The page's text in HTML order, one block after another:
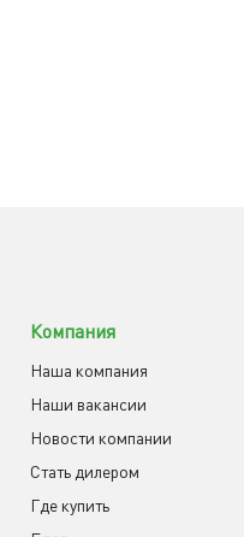
Компания
Наша компания
Наши вакансии
Новости компании
Cтать дилером
Где купить